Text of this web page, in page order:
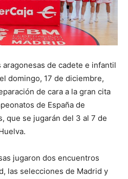
aragonesas de cadete e infantil
domingo, 17 de diciembre,
de cara a la gran cita
de España de
que se jugarán del 3 al 7 de
jugaron dos encuentros
las selecciones de Madrid y